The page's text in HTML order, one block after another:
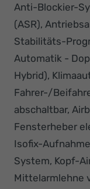
Anti-Blockier-
(ASR),
Stabilitäts-
Automatik -
Hybrid),
Fahrer-/
abschaltbar,
Fensterheber
Isofix-
System, Kopf-
Mittelarmlehne